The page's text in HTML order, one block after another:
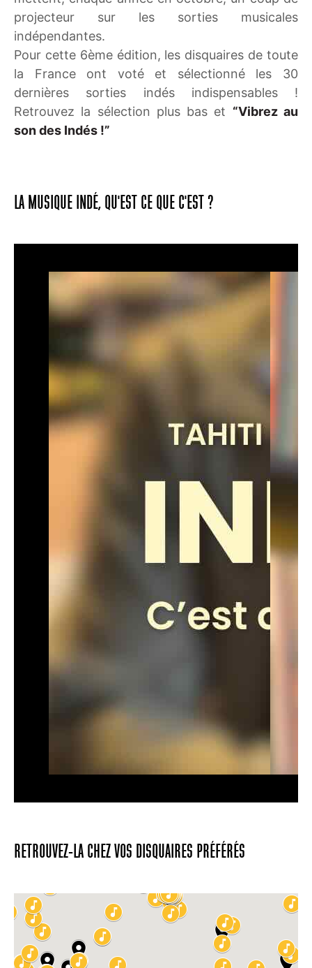
projecteur sur les sorties musicales
indépendantes.
Pour cette 6ème édition, les disquaires de toute
la France ont voté et sélectionné les 30
dernières sorties indés indispensables !
Retrouvez la sélection plus bas et “Vibrez au
son des Indés !”
LA MUSIQUE INDÉ, QU'EST CE QUE C'EST ?
RETROUVEZ-LA CHEZ VOS DISQUAIRES PRÉFÉRÉS